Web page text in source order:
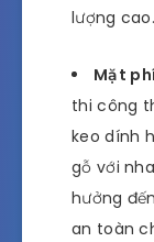
lượng cao.
Mặt
thi công
keo dính
gỗ với
hưởng
an toàn